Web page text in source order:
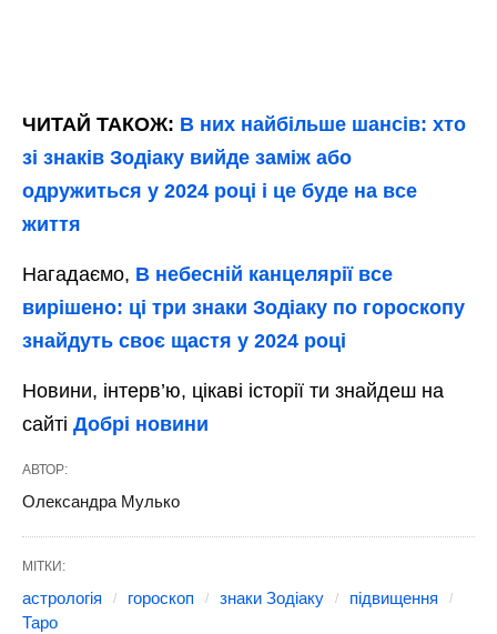
ЧИТАЙ ТАКОЖ: В них найбільше шансів: хто
зі знаків Зодіаку вийде заміж або
одружиться у 2024 році і це буде на все
життя
Нагадаємо, В небесній канцелярії все
вирішено: ці три знаки Зодіаку по гороскопу
знайдуть своє щастя у 2024 році
Новини, інтерв’ю, цікаві історії ти знайдеш на
сайті Добрі новини
АВТОР:
Олександра Мулько
МІТКИ:
астрологія гороскоп знаки Зодіаку
підвищення
Таро